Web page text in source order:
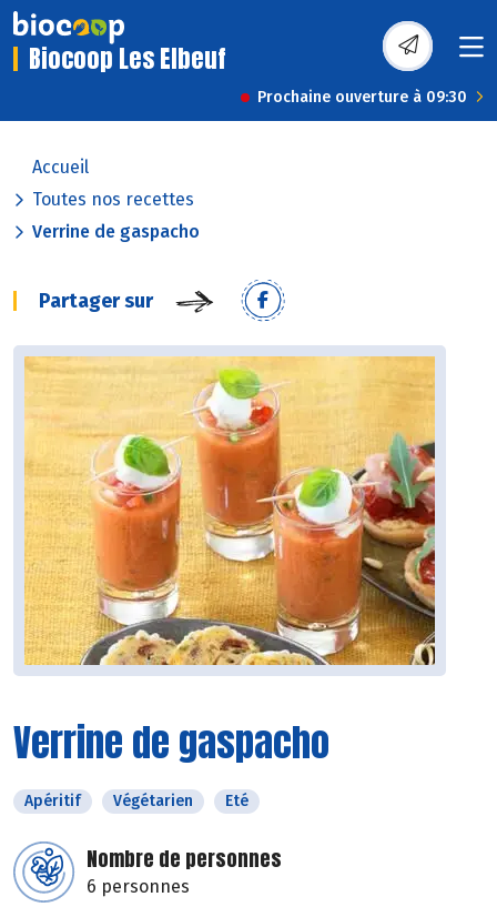
Biocoop Les Elbeuf
Prochaine ouverture à 09:30
Accueil
Toutes nos recettes
Verrine de gaspacho
Partager sur
Verrine de gaspacho
Apéritif Végétarien Eté
Nombre de personnes
6 personnes